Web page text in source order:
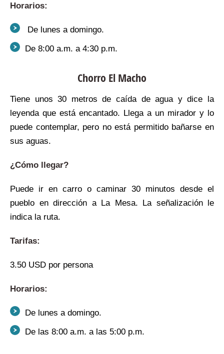
Horarios:
De lunes a domingo.
De 8:00 a.m. a 4:30 p.m.
Chorro El Macho
Tiene unos 30 metros de caída de agua y dice la
leyenda que está encantado. Llega a un mirador y lo
puede contemplar, pero no está permitido bañarse en
sus aguas.
¿Cómo llegar?
Puede ir en carro o caminar 30 minutos desde el
pueblo en dirección a La Mesa. La señalización le
indica la ruta.
Tarifas:
3.50 USD por persona
Horarios:
De lunes a domingo.
De las 8:00 a.m. a las 5:00 p.m.